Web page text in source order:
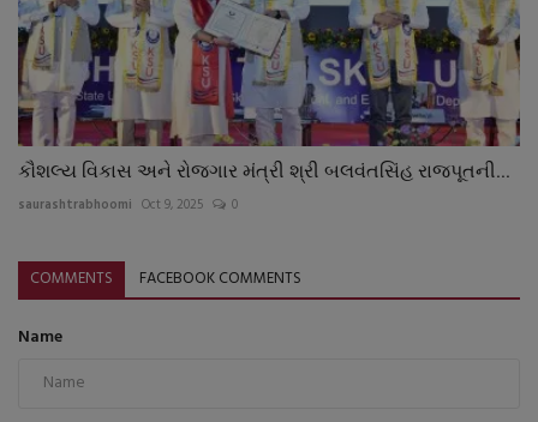
કૌશલ્ય વિકાસ અને રોજગાર મંત્રી શ્રી બલવંતસિંહ રાજપૂતની...
saurashtrabhoomi Oct 9, 2025 0
COMMENTS FACEBOOK COMMENTS
Name